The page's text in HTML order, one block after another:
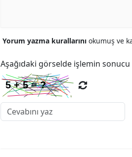
Yorum yazma kurallarını okumuş ve
Aşağıdaki görselde işlemin sonucu